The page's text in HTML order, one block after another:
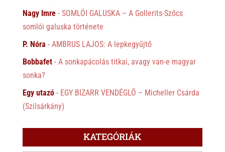
Nagy Imre- SOMLÓI GALUSKA – A Gollerits-Szőcs
somlói galuska története
P. Nóra - AMBRUS LAJOS: A lepkegyűjtő
Bobbafet- A sonkapácolás titkai, avagy van-e magyar
sonka?
Egy utazó- EGY BIZARR VENDÉGLŐ – Micheller Csárda
(Szilsárkány)
KATEGÓRIÁK